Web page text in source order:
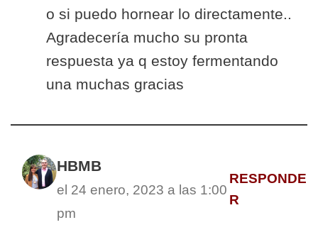
o si puedo hornear lo directamente..
Agradecería mucho su pronta
respuesta ya q estoy fermentando
una muchas gracias
HBMB
el 24 enero, 2023 a las 1:00
pm
RESPONDE
R